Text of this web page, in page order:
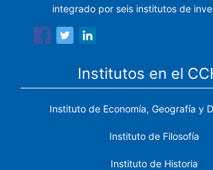
integrado por seis institutos de
Institutos en el
Instituto de Economía, Geografía y
Instituto de Filosofía
Instituto de Historia